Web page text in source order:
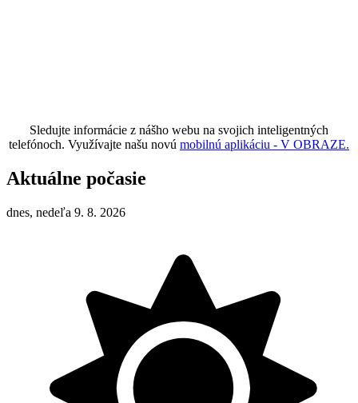
Sledujte informácie z nášho webu na svojich inteligentných
telefónoch. Využívajte našu novú mobilnú aplikáciu - V OBRAZE.
Aktuálne počasie
dnes, nedeľa 9. 8. 2026